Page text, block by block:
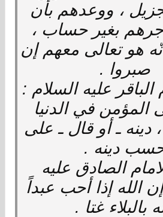
، ووعدهم بأن
بغير حساب ،
هو تعالى معهم إن
صبروا .
الباقر عليه السلام :
المؤمن في الدنيا
دينه ـ أو قال ـ على
دينه .
الصادق عليه
الله إذا أحب عبداً
بالبلاء غتا .